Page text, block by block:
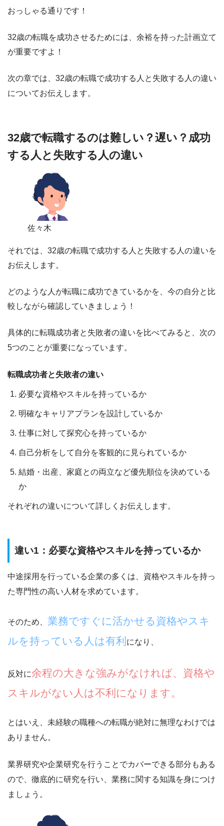
おっしゃる通りです！
32歳の転職を成功させるためには、余裕を持った計画立て
が重要ですよ！
次の章では、32歳の転職で成功する人と失敗する人の違い
についてお伝えします。
32歳で転職するのは難しい？遅い？成功
する人と失敗する人の違い
佐々木
それでは、32歳の転職で成功する人と失敗する人の違いを
お伝えします。
どのような人が転職に成功できているかを、 今の自分と比
較しながら確認していきましょう！
具体的に転職成功者と失敗者の違いを比べてみると、次の
5つのことが重要になっています。
転職成功者と失敗者の違い
必要な資格やスキルを持っているか
明確なキャリアプランを設計しているか
仕事に対して探究心を持っているか
自己分析をして自分を客観的に見られているか
結婚・出産、家庭との両立など優先順位を決めている
か
それぞれの違いについて詳しくお伝えします。
違い1：必要な資格やスキルを持っているか
中途採用を行っている企業の多くは、資格やスキルを持っ
た専門性の高い人材を求めています。
そのため、 業務ですぐに活かせる資格やスキ
ルを持っている人は有利 になり、
反対に余程の大きな強みがなければ、資格や
スキルがない人は不利になります。
とはいえ、未経験の職種への転職が絶対に無理なわけでは
ありません。
業界研究や企業研究を行うことでカバーできる部分もある
ので、徹底的に研究を行い、業務に関する知識を身につけ
ましょう。